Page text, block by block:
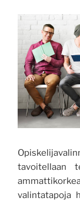
tavoitellaan
valintatapoja